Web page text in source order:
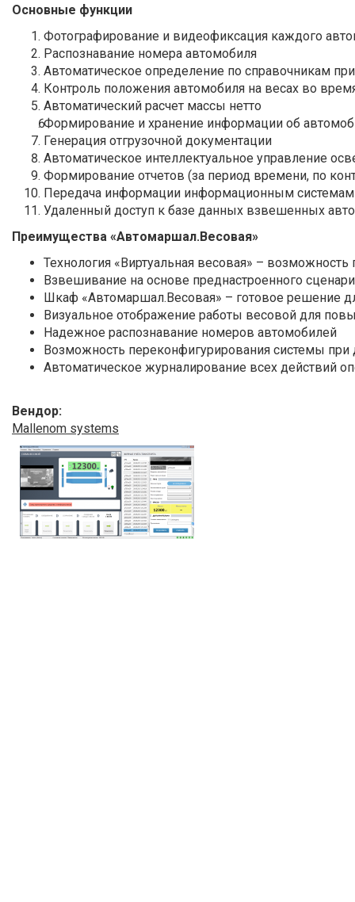
Основные функции
Фотографирование и видеофиксация каждого
Распознавание номера автомобиля
Автоматическое определение по справочникам
Контроль положения автомобиля на весах во
Автоматический расчет массы нетто
Формирование и хранение информации об
Генерация отгрузочной документации
Автоматическое интеллектуальное управление
Формирование отчетов (за период времени, по
Передача информации информационным системам
Удаленный доступ к базе данных взвешенных
Преимущества «Автомаршал.Весовая»
Технология «Виртуальная весовая» –
Взвешивание на основе преднастроенного
Шкаф «Автомаршал.Весовая» – готовое решение
Визуальное отображение работы весовой для
Надежное распознавание номеров автомобилей
Возможность переконфигурирования системы
Автоматическое журналирование всех действий
Вендор:
Mallenom systems